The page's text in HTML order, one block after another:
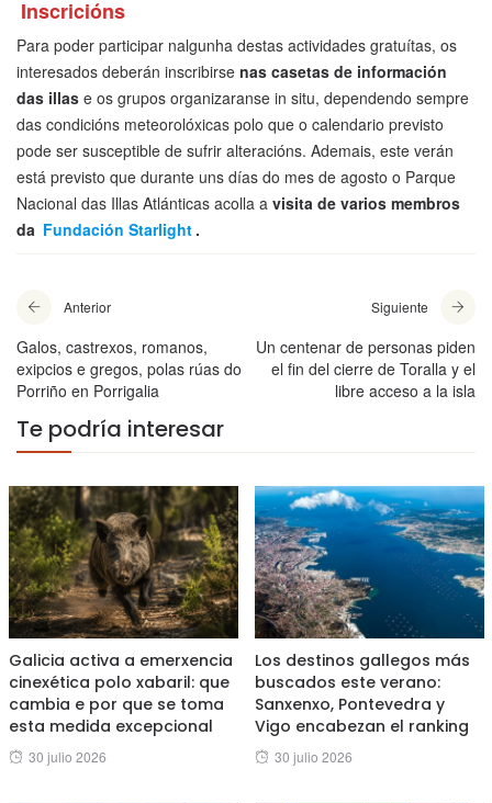
Inscricións
Para poder participar nalgunha destas actividades gratuítas, os
interesados deberán inscribirse nas casetas de información
das illas e os grupos organizaranse in situ, dependendo sempre
das condicións meteorolóxicas polo que o calendario previsto
pode ser susceptible de sufrir alteracións. Ademais, este verán
está previsto que durante uns días do mes de agosto o Parque
Nacional das Illas Atlánticas acolla a visita de varios membros
da Fundación Starlight .
Anterior
Galos, castrexos, romanos,
exipcios e gregos, polas rúas do
Porriño en Porrigalia
Siguiente
Un centenar de personas piden
el fin del cierre de Toralla y el
libre acceso a la isla
Te podría interesar
Galicia activa a emerxencia
cinexética polo xabaril: que
cambia e por que se toma
esta medida excepcional
Posted
30 julio 2026
Los destinos gallegos más
buscados este verano:
Sanxenxo, Pontevedra y
Vigo encabezan el ranking
Posted
30 julio 2026